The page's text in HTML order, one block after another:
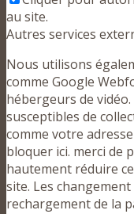
au site.
Autres services
Nous utilisons
comme Google
hébergeurs de
susceptibles de
comme votre
bloquer ici. merci de
hautement réduire
site. Les
rechargement de la